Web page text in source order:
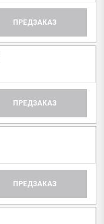
ПРЕДЗАКАЗ
ПРЕДЗАКАЗ
ПРЕДЗАКАЗ